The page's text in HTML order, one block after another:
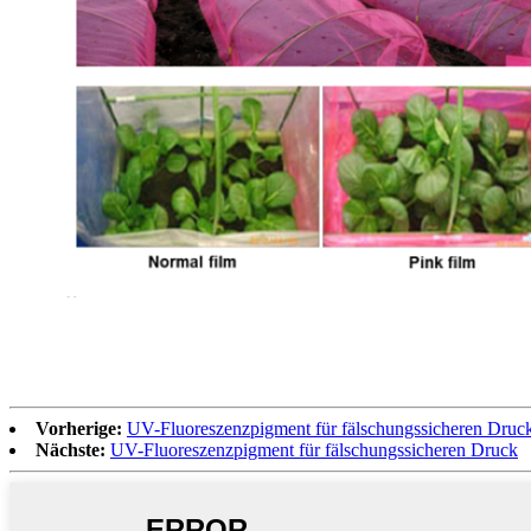
Vorherige: UV-Fluoreszenzpigment für fälschungssicheren
Nächste: UV-Fluoreszenzpigment für fälschungssicheren Druck